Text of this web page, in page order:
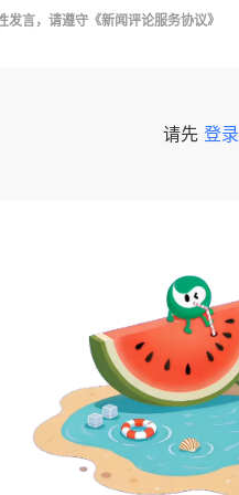
发言，请遵守 《新闻评论服务协议》
请先 登录